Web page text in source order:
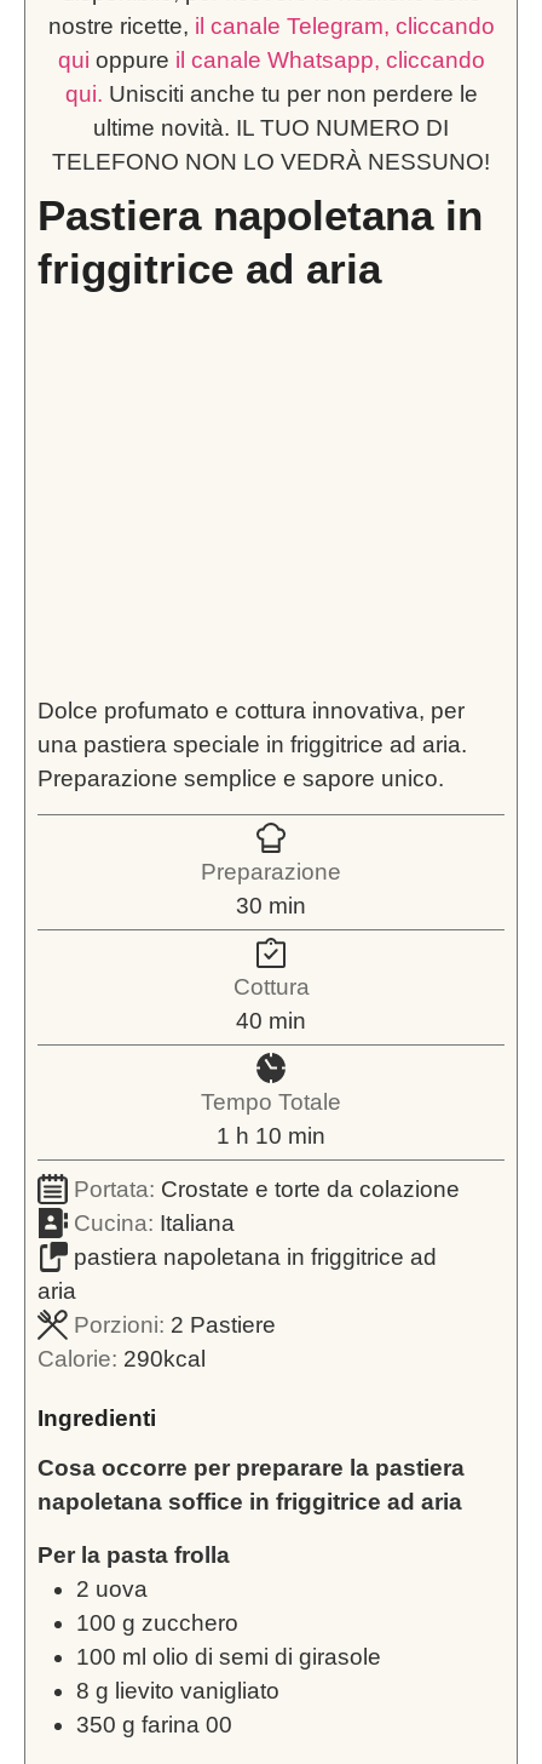
nostre ricette, il canale Telegram, cliccando
qui oppure il canale Whatsapp, cliccando
qui. Unisciti anche tu per non perdere le
ultime novità. IL TUO NUMERO DI
TELEFONO NON LO VEDRÀ NESSUNO!
Pastiera napoletana in
friggitrice ad aria
Dolce profumato e cottura innovativa, per
una pastiera speciale in friggitrice ad aria.
Preparazione semplice e sapore unico.
Preparazione
30 minuti
min
Cottura
40 minuti
min
Tempo Totale
1 ora
h 10 minuti
min
Portata: Crostate e torte da colazione
Cucina: Italiana
pastiera napoletana in friggitrice ad
aria
Porzioni: 2 Pastiere
Calorie: 290kcal
Ingredienti
Cosa occorre per preparare la pastiera
napoletana soffice in friggitrice ad aria
Per la pasta frolla
2 uova
100 g zucchero
100 ml olio di semi di girasole
8 g lievito vanigliato
350 g farina 00